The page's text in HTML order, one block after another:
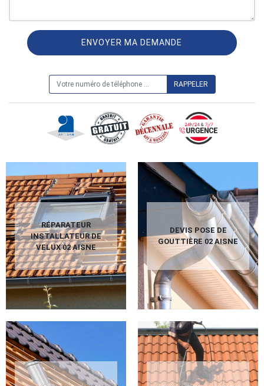
RÉPARATEUR
INSTALLATEUR DE
VELUX 02 AISNE
DEVIS POSE DE
GOUTTIÈRE 02 AISNE